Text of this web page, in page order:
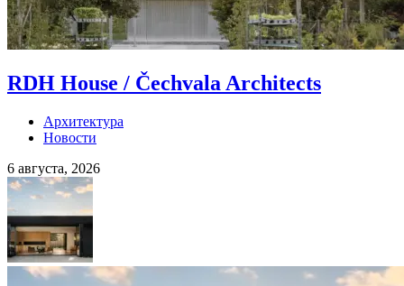
RDH House / Čechvala Architects
Архитектура
Новости
6 августа, 2026